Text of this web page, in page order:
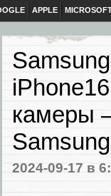
APPLE
камеры
2024-09-17 в